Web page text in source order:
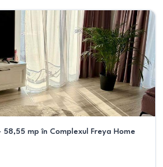
Apartament 2 camere – 58,55 mp în Complexul Freya Home